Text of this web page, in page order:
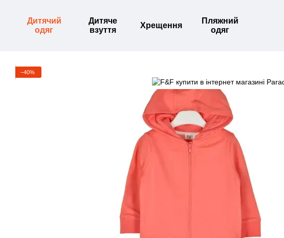
Дитячий
одяг
Дитяче
взуття
Хрещення
Пляжний
одяг
−40%